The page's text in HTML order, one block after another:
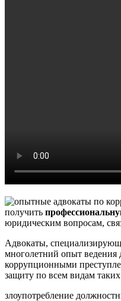
получить
юридическим вопросам,
Адвокаты,
многолетний опыт ведения
коррупционными
защиту по всем видам
злоупотребление